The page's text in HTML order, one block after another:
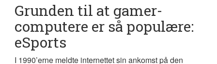
Grunden til at gamer-
computere er så populære:
eSports
I 1990’erne meldte internettet sin ankomst på den